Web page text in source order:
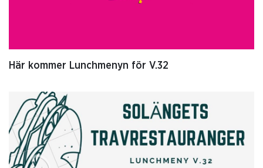
Här kommer Lunchmenyn för V.32